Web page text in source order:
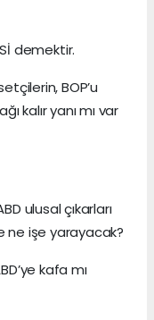
demektir.
BOP’u
kalır yanı mı var
ulusal çıkarları
ne işe yarayacak?
kafa mı